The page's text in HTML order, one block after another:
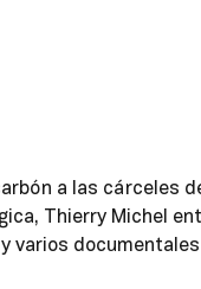
a las cárceles
Thierry Michel